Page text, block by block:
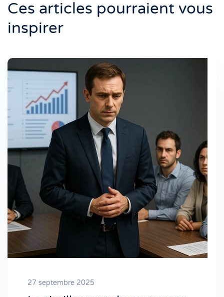
Ces articles pourraient vous
inspirer
27 septembre 2025